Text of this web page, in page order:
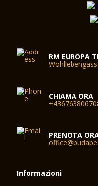
RM EUROPA
CHIAMA ORA
PRENOTA
Informazioni